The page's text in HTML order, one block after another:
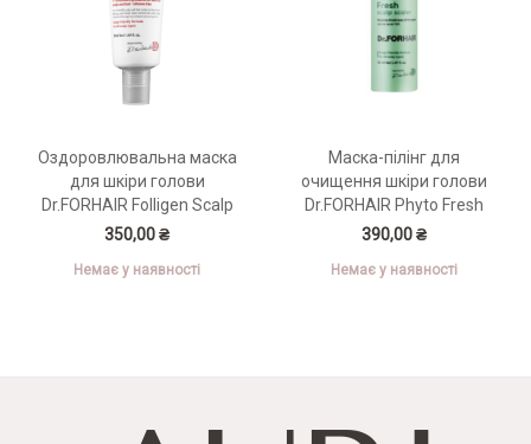
Оздоровлювальна маска
для шкіри голови
Dr.FORHAIR Folligen Scalp
Pack 50 мл
350,00 ₴
Немає у наявності
Маска-пілінг для
очищення шкіри голови
Dr.FORHAIR Phyto Fresh
Scalp Scaler 50 мл
390,00 ₴
Немає у наявності